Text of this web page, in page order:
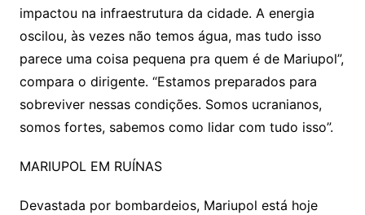
impactou na infraestrutura da cidade. A energia
oscilou, às vezes não temos água, mas tudo isso
parece uma coisa pequena pra quem é de Mariupol”,
compara o dirigente. “Estamos preparados para
sobreviver nessas condições. Somos ucranianos,
somos fortes, sabemos como lidar com tudo isso”.
MARIUPOL EM RUÍNAS
Devastada por bombardeios, Mariupol está hoje